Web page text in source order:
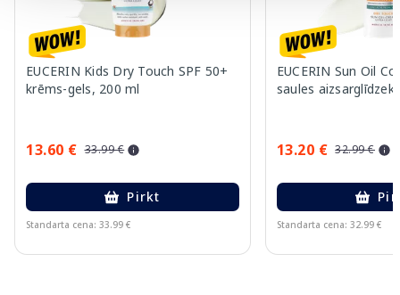
EUCERIN Kids Dry Touch SPF 50+
krēms-gels, 200 ml
13.60 € 33.99 €
Pirkt
Standarta cena: 33.99 €
EUCERIN Sun Oil
saules
13.20 € 32.99 €
Standarta cena: 32.99 €